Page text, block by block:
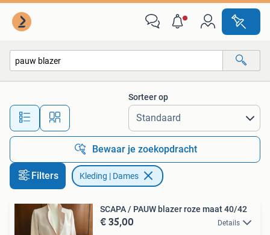
Alle afstanden…
Sorteer op
Bewaar je zoekopdracht
Filters Kleding | Dames
SCAPA / PAUW blazer roze maat 40/42
€ 35,00 Details